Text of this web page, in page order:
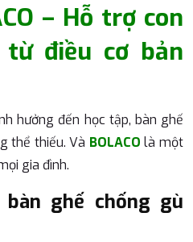
– Hỗ trợ con
điều cơ bản
hưởng đến học tập, bàn ghế
thể thiếu. Và BOLACO là một
gia đình.
ghế chống gù